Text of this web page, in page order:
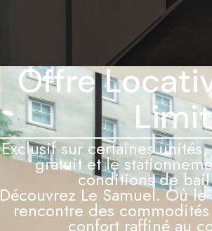
Offre
Exclusif sur certaines
gratuit et le
conditions de
Découvrez Le Samuel. Où
rencontre des
confort raffiné au